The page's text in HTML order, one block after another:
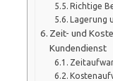
Richtige
Lagerung
Zeit- und
Kundendienst